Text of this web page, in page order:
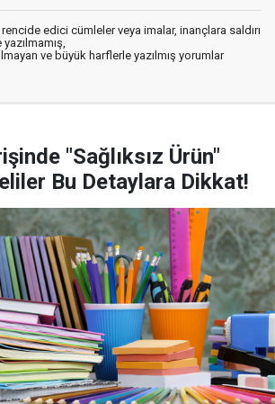
edici cümleler veya imalar, inançlara saldırı
ve büyük harflerle yazılmış yorumlar
"Sağlıksız Ürün"
Bu Detaylara Dikkat!